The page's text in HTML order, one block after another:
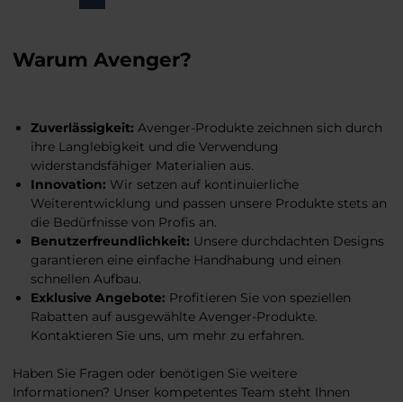
Warum Avenger?
Zuverlässigkeit: Avenger-Produkte zeichnen sich durch
ihre Langlebigkeit und die Verwendung
widerstandsfähiger Materialien aus.
Innovation: Wir setzen auf kontinuierliche
Weiterentwicklung und passen unsere Produkte stets an
die Bedürfnisse von Profis an.
Benutzerfreundlichkeit: Unsere durchdachten Designs
garantieren eine einfache Handhabung und einen
schnellen Aufbau.
Exklusive Angebote: Profitieren Sie von speziellen
Rabatten auf ausgewählte Avenger-Produkte.
Kontaktieren Sie uns, um mehr zu erfahren.
Haben Sie Fragen oder benötigen Sie weitere
Informationen? Unser kompetentes Team steht Ihnen